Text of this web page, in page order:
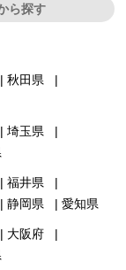
ら探す
秋田県
埼玉県
福井県
静岡県 愛知県
大阪府